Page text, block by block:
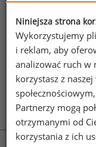
Link do strony
memphis.org/
Niniejsza strona
Wykorzystujemy
i reklam, aby
analizować ruch w
korzystasz z
Partnerzy mogą
otrzymanymi od
korzystania z ich